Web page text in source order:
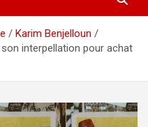
Karim Benjelloun
interpellation pour achat